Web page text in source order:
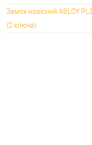
Замок навісний ABLOY
(2 ключа)